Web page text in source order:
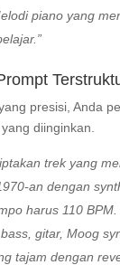
piano yang
presisi, Anda
diinginkan.
trek yang
an dengan
harus 110
gitar, Moog
tajam dengan